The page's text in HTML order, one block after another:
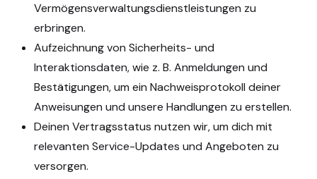
Vermögensverwaltungsdienstleistungen zu
erbringen.
Aufzeichnung von Sicherheits- und
Interaktionsdaten, wie z. B. Anmeldungen und
Bestätigungen, um ein Nachweisprotokoll deiner
Anweisungen und unsere Handlungen zu erstellen.
Deinen Vertragsstatus nutzen wir, um dich mit
relevanten Service-Updates und Angeboten zu
versorgen.